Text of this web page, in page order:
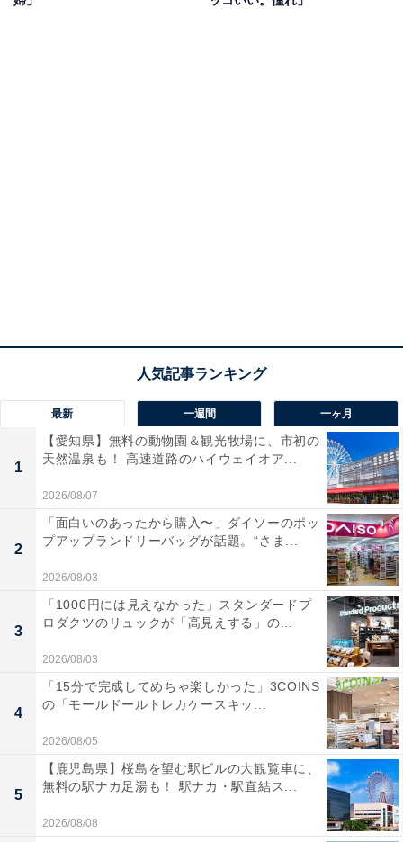
最新 一週間 一ヶ月
1
【愛知県】無料の動物園＆観光牧場に、市初の
天然温泉も！ 高速道路のハイウェイオア...
2026/08/07
2
「面白いのあったから購入〜」ダイソーのポッ
プアップランドリーバッグが話題。“さま...
2026/08/03
3
「1000円には見えなかった」スタンダードプ
ロダクツのリュックが「高見えする」の...
2026/08/03
4
「15分で完成してめちゃ楽しかった」3COINS
の「モールドールトレカケースキッ...
2026/08/05
5
【鹿児島県】桜島を望む駅ビルの大観覧車に、
無料の駅ナカ足湯も！ 駅ナカ・駅直結ス...
2026/08/08